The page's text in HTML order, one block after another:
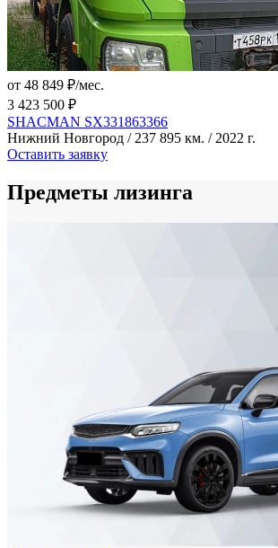
от 48 849 ₽/мес.
3 423 500 ₽
SHACMAN SX331863366
Нижний Новгород / 237 895 км. / 2022 г.
Оставить заявку
Предметы лизинга